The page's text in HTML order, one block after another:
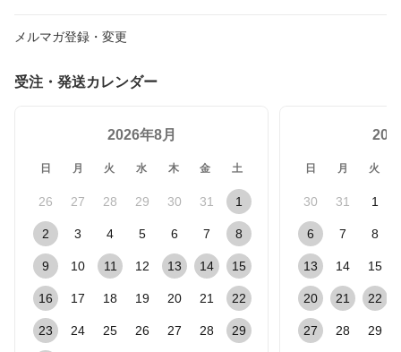
メルマガ登録・変更
受注・発送カレンダー
2026年8月
日 月 火 水 木 金 土
26 27 28 29 30 31 1
2 3 4 5 6 7 8
9 10 11 12 13 14 15
16 17 18 19 20 21 22
23 24 25 26 27 28 29
日 月 火
30 31 1
6 7 8
13 14 15
20 21 22
27 28 29